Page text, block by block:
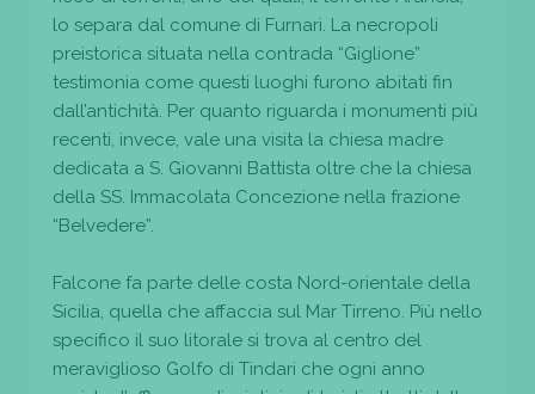
lo separa dal comune di Furnari. La necropoli
preistorica situata nella contrada “Giglione”
testimonia come questi luoghi furono abitati fin
dall’antichità. Per quanto riguarda i monumenti più
recenti, invece, vale una visita la chiesa madre
dedicata a S. Giovanni Battista oltre che la chiesa
della SS. Immacolata Concezione nella frazione
“Belvedere”.
Falcone fa parte delle costa Nord-orientale della
Sicilia, quella che affaccia sul Mar Tirreno. Più nello
specifico il suo litorale si trova al centro del
meraviglioso Golfo di Tindari che ogni anno